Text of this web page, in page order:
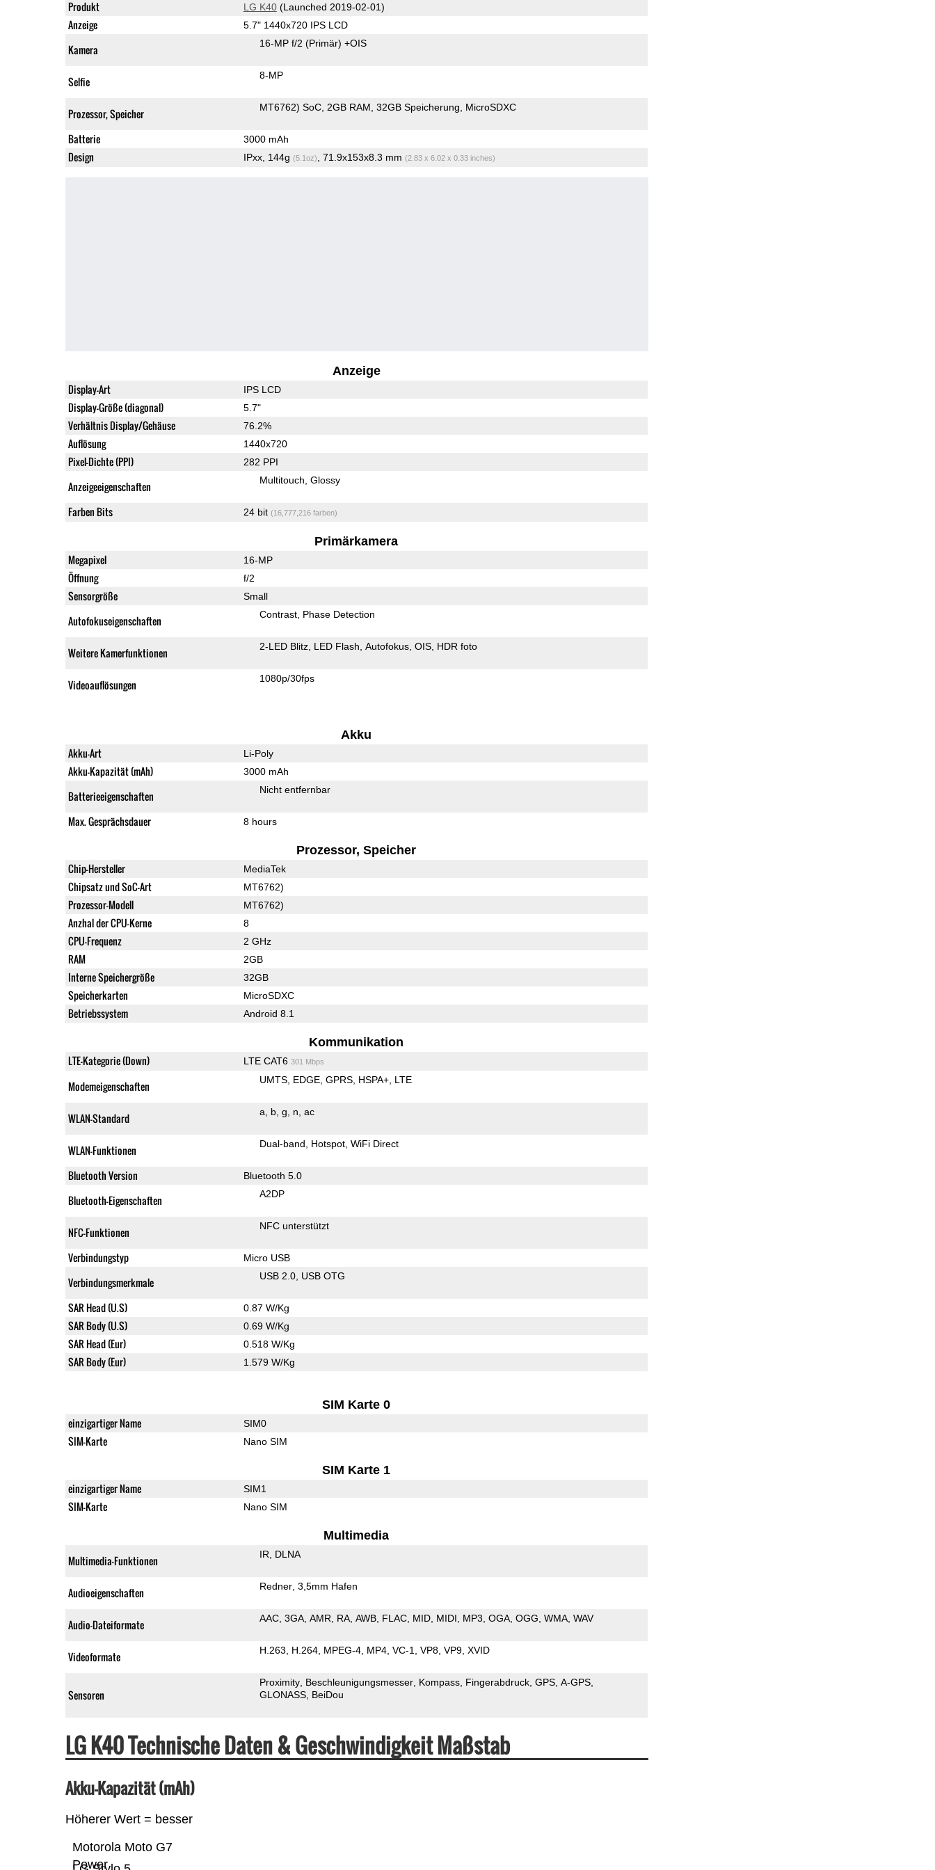
Produkt LG K40(Launched 2019-02-01)
Anzeige 5.7" 1440x720 IPS LCD
Kamera 16-MP f/2 (Primär) +OIS
Selfie 8-MP
Prozessor, Speicher MT6762) SoC 2GB RAM 32GB Speicherung MicroSDXC
Batterie 3000 mAh
Design IPxx, 144g (5.1oz) , 71.9x153x8.3 mm (2.83 x 6.02 x 0.33 inches)
Anzeige
Display-Art IPS LCD
Display-Größe (diagonal) 5.7"
Verhältnis Display/Gehäuse 76.2%
Auflösung 1440x720
Pixel-Dichte (PPI) 282 PPI
Anzeigeeigenschaften Multitouch Glossy
Farben Bits 24 bit (16,777,216 farben)
Primärkamera
Megapixel 16-MP
Öffnung f/2
Sensorgröße Small
Autofokuseigenschaften Contrast Phase Detection
Weitere Kamerfunktionen 2-LED Blitz LED Flash Autofokus OIS HDR foto
Videoauflösungen 1080p/30fps
Akku
Akku-Art Li-Poly
Akku-Kapazität (mAh) 3000 mAh
Batterieeigenschaften Nicht entfernbar
Max. Gesprächsdauer 8 hours
Prozessor, Speicher
Chip-Hersteller MediaTek
Chipsatz und SoC-Art MT6762)
Prozessor-Modell MT6762)
Anzhal der CPU-Kerne 8
CPU-Frequenz 2 GHz
RAM 2GB
Interne Speichergröße 32GB
Speicherkarten MicroSDXC
Betriebssystem Android 8.1
Kommunikation
LTE-Kategorie (Down) LTE CAT6 301 Mbps
Modemeigenschaften UMTS EDGE GPRS HSPA+ LTE
WLAN-Standard a b g n ac
WLAN-Funktionen Dual-band Hotspot WiFi Direct
Bluetooth Version Bluetooth 5.0
Bluetooth-Eigenschaften A2DP
NFC-Funktionen NFC unterstützt
Verbindungstyp Micro USB
Verbindungsmerkmale USB 2.0 USB OTG
SAR Head (U.S) 0.87 W/Kg
SAR Body (U.S) 0.69 W/Kg
SAR Head (Eur) 0.518 W/Kg
SAR Body (Eur) 1.579 W/Kg
SIM Karte 0
einzigartiger Name SIM0
SIM-Karte Nano SIM
SIM Karte 1
einzigartiger Name SIM1
SIM-Karte Nano SIM
Multimedia
Multimedia-Funktionen IR DLNA
Audioeigenschaften Redner 3,5mm Hafen
Audio-Dateiformate AAC 3GA AMR RA AWB FLAC MID MIDI MP3 OGA OGG WMA WAV
Videoformate H.263 H.264 MPEG-4 MP4 VC-1 VP8 VP9 XVID
Sensoren
Proximity Beschleunigungsmesser Kompass Fingerabdruck GPS A-GPS
GLONASS BeiDou
LG K40 Technische Daten & Geschwindigkeit Maßstab
Akku-Kapazität (mAh)
Höherer Wert = besser
Motorola Moto G7
Power